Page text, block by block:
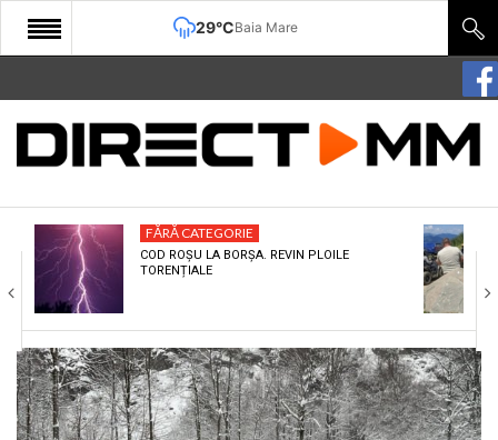
29°CBaia Mare
START
COMUNITATE
CULTURA
ECONOMIE
SANATATE
SPORT
SPECIAL
FĂRĂ CATEGORIE
COD ROȘU LA BORȘA. REVIN PLOILE
TORENȚIALE